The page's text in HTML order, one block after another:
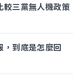
較三黨無人機政策
，到底是怎麼回